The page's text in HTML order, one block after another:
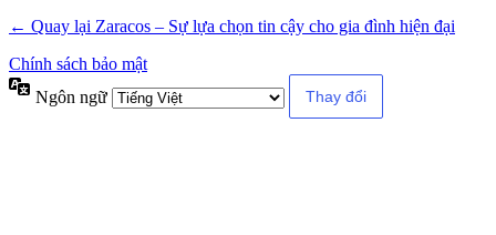
← Quay lại Zaracos – Sự lựa chọn tin cậy cho gia đình hiện đại
Chính sách bảo mật
Ngôn ngữ